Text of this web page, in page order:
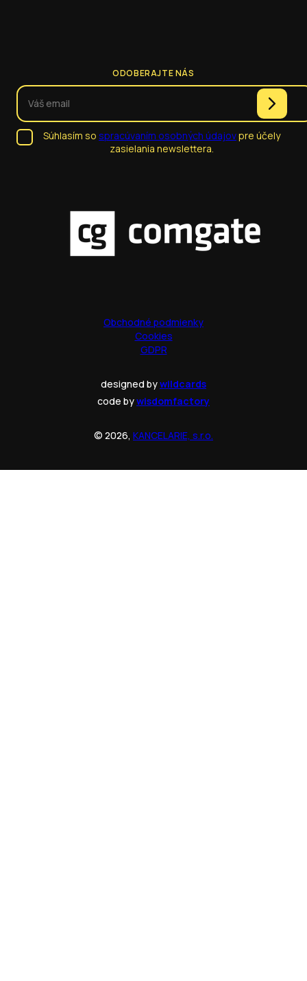
ODOBERAJTE NÁS
Súhlasím so spracúvaním osobných údajovpre účely
zasielania newslettera.
Obchodné podmienky
Cookies
GDPR
designed bywildcards
code bywisdomfactory
© 2026, KANCELARIE, s.r.o.